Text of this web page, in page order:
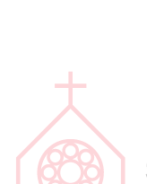
p